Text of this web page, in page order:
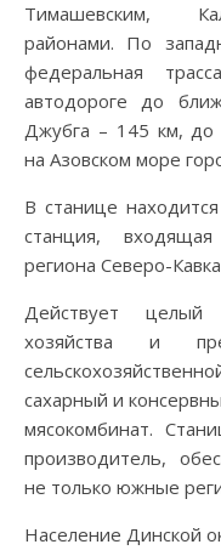
Тимашевским,
районами. По
федеральная
автодороге до
Джубга – 145 км, до
на Азовском море
В станице
станция,
региона Северо-
Действует целый
хозяйства и
сахарный и
мясокомбинат.
производитель,
не только южные
Население Динской